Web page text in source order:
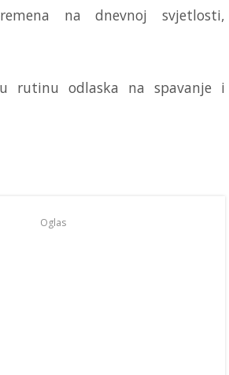
na dnevnoj svjetlosti,
rutinu odlaska na spavanje i
Oglas